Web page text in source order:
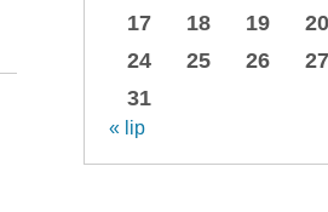
17
18 19 20
24
25 26 27
31
« lip